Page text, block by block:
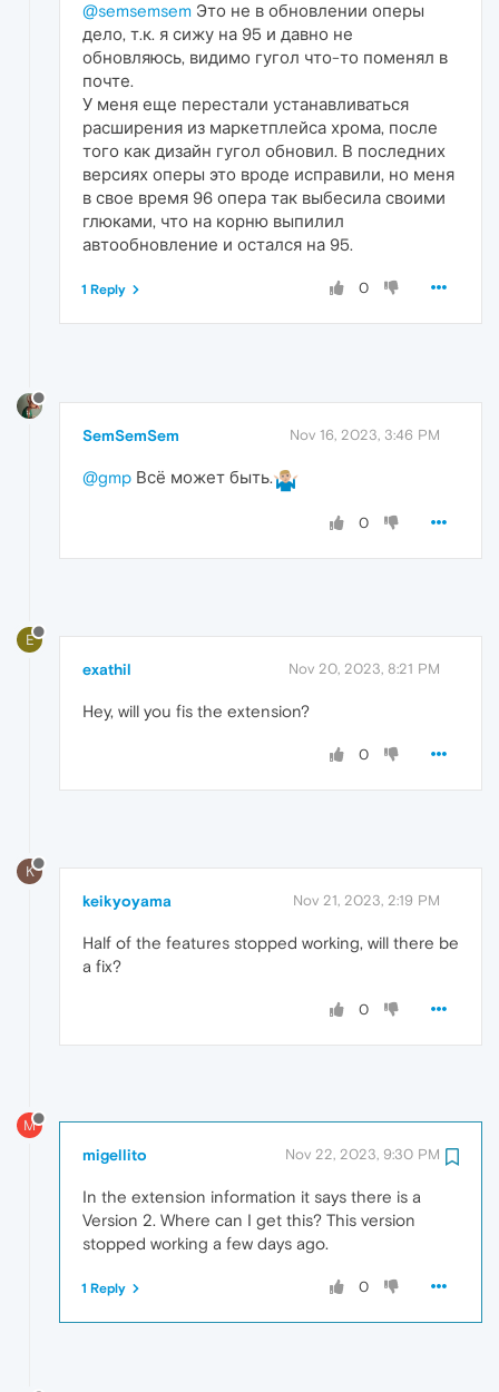
@semsemsem Это не в обновлении оперы
дело, т.к. я сижу на 95 и давно не
обновляюсь, видимо гугол что-то поменял в
почте.
У меня еще перестали устанавливаться
расширения из маркетплейса хрома, после
того как дизайн гугол обновил. В последних
версиях оперы это вроде исправили, но меня
в свое время 96 опера так выбесила своими
глюками, что на корню выпилил
автообновление и остался на 95.
0
1 Reply
SemSemSem Nov 16, 2023, 3:46 PM
@gmp Всё может быть.
0
E
exathil Nov 20, 2023, 8:21 PM
Hey, will you fis the extension?
0
K
keikyoyama Nov 21, 2023, 2:19 PM
Half of the features stopped working, will there be
a fix?
0
M
migellito Nov 22, 2023, 9:30 PM
In the extension information it says there is a
Version 2. Where can I get this? This version
stopped working a few days ago.
0
1 Reply